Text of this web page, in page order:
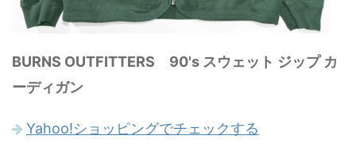
BURNS OUTFITTERS 90's スウェット ジップ カ
ーディガン
Yahoo!ショッピングでチェックする